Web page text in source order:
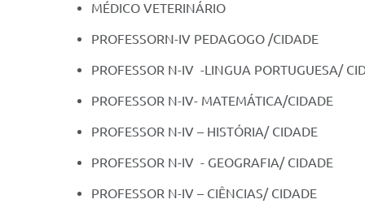
MÉDICO VETERINÁRIO
PROFESSORN-IV PEDAGOGO /CIDADE
PROFESSOR N-IV -LINGUA PORTUGUESA/
PROFESSOR N-IV- MATEMÁTICA/CIDADE
PROFESSOR N-IV – HISTÓRIA/ CIDADE
PROFESSOR N-IV - GEOGRAFIA/ CIDADE
PROFESSOR N-IV – CIÊNCIAS/ CIDADE